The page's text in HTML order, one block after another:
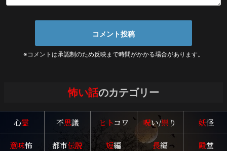
※コメントは承認制のため反映まで時間がかかる場合があります。
怖い話のカテゴリー
心霊 不思議 ヒトコワ 呪い/祟り 妖怪
意味怖 都市伝説 短編 長編 殿堂